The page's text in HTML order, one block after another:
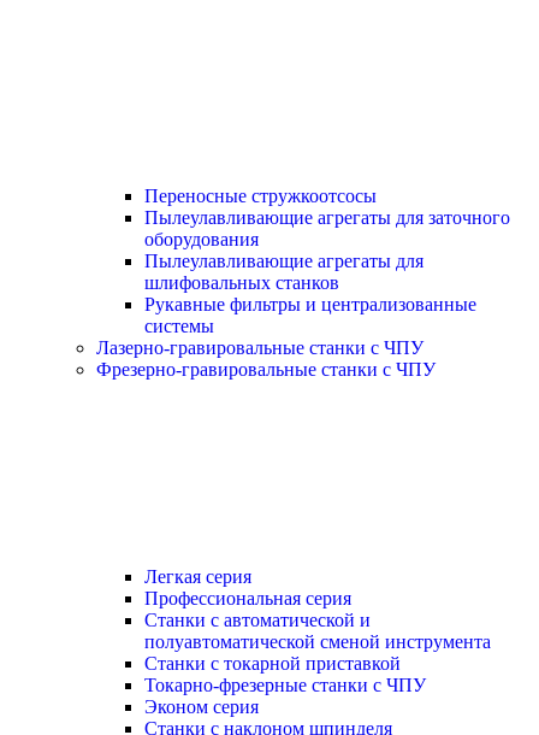
Переносные стружкоотсосы
Пылеулавливающие агрегаты для заточного
оборудования
Пылеулавливающие агрегаты для
шлифовальных станков
Рукавные фильтры и централизованные
системы
Лазерно-гравировальные станки с ЧПУ
Фрезерно-гравировальные станки с ЧПУ
Легкая серия
Профессиональная серия
Станки с автоматической и
полуавтоматической сменой инструмента
Станки с токарной приставкой
Токарно-фрезерные станки с ЧПУ
Эконом серия
Станки с наклоном шпинделя